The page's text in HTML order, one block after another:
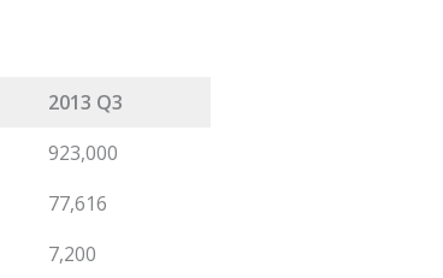
2013 Q3
923,000
77,616
7,200